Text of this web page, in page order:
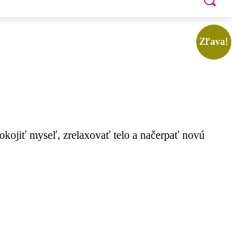
myseľ, zrelaxovať telo a načerpať novú
Zľava!